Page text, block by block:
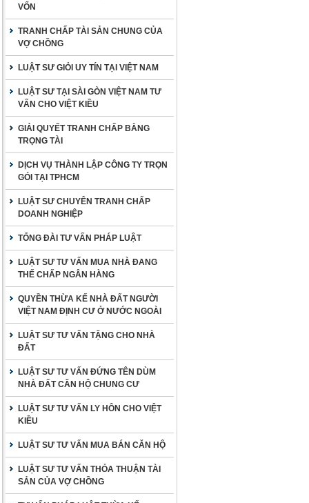
VỐN
TRANH CHẤP TÀI SẢN CHUNG CỦA
VỢ CHỒNG
LUẬT SƯ GIỎI UY TÍN TẠI VIỆT NAM
LUẬT SƯ TẠI SÀI GÒN VIỆT NAM TƯ
VẤN CHO VIỆT KIỀU
GIẢI QUYẾT TRANH CHẤP BẰNG
TRỌNG TÀI
DỊCH VỤ THÀNH LẬP CÔNG TY TRỌN
GÓI TẠI TPHCM
LUẬT SƯ CHUYÊN TRANH CHẤP
DOANH NGHIỆP
TỔNG ĐÀI TƯ VẤN PHÁP LUẬT
LUẬT SƯ TƯ VẤN MUA NHÀ ĐANG
THẾ CHẤP NGÂN HÀNG
QUYỀN THỪA KẾ NHÀ ĐẤT NGƯỜI
VIỆT NAM ĐỊNH CƯ Ở NƯỚC NGOÀI
LUẬT SƯ TƯ VẤN TẶNG CHO NHÀ
ĐẤT
LUẬT SƯ TƯ VẤN ĐỨNG TÊN DÙM
NHÀ ĐẤT CĂN HỘ CHUNG CƯ
LUẬT SƯ TƯ VẤN LY HÔN CHO VIỆT
KIỀU
LUẬT SƯ TƯ VẤN MUA BÁN CĂN HỘ
LUẬT SƯ TƯ VẤN THỎA THUẬN TÀI
SẢN CỦA VỢ CHỒNG